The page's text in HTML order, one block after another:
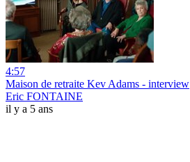
4:57
Maison de retraite Kev Adams - interview
Eric FONTAINE
il y a 5 ans